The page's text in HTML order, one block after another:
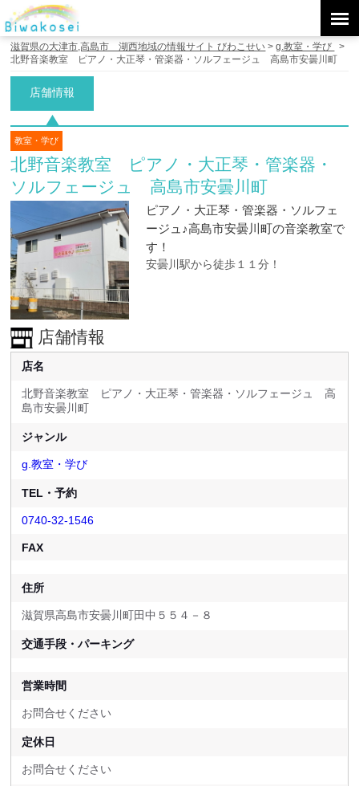
滋賀県の大津市,高島市 湖西地域の情報サイト びわこせい >g.教室・学び
>
北野音楽教室 ピアノ・大正琴・管楽器・ソルフェージュ 高島市安曇川町
店舗情報
教室・学び
北野音楽教室 ピアノ・大正琴・管楽器・
ソルフェージュ 高島市安曇川町
ピアノ・大正琴・管楽器・ソルフェ
ージュ♪高島市安曇川町の音楽教室で
す！
安曇川駅から徒歩１１分！
店舗情報
店名
北野音楽教室 ピアノ・大正琴・管楽器・ソルフェージュ 高
島市安曇川町
ジャンル
g.教室・学び
TEL・予約
0740-32-1546
FAX
住所
滋賀県高島市安曇川町田中５５４－８
交通手段・パーキング
営業時間
お問合せください
定休日
お問合せください